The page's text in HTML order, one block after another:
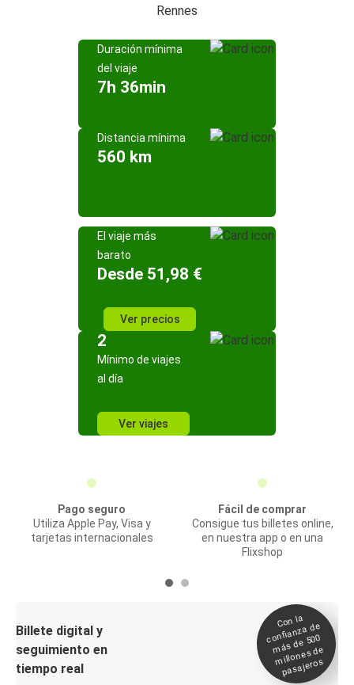
Rennes
Duración mínima
del viaje
7h 36min
Distancia mínima
560 km
El viaje más
barato
Desde 51,98 €
Ver precios
2
Mínimo de viajes
al día
Ver viajes
Pago seguro
Utiliza Apple Pay, Visa y
tarjetas internacionales
Fácil de comprar
Consigue tus billetes online,
en nuestra app o en una
Flixshop
Billete digital y
seguimiento en
tiempo real
Con la
confianza de
más de 500
millones de
pasajeros